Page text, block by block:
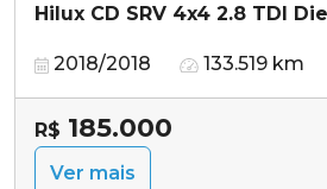
Hilux CD SRV 4x4 2.8 TDI
2018/2018 133.519 km
R$ 185.000
Ver mais